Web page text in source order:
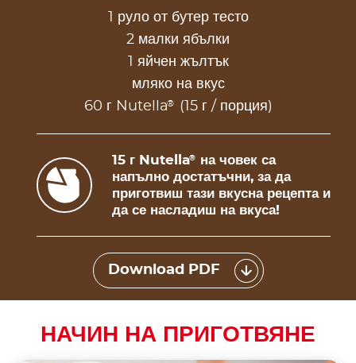
1 руло от бутер тесто
2 малки ябълки
1 яйчен жълтък
мляко на вкус
60 г Nutella® (15 г / порция)
15 г Nutella®
на човек са
напълно достатъчни, за да
приготвиш тази вкусна рецепта и
да се насладиш на вкуса!
Download PDF
НАЧИН НА ПРИГОТВЯНЕ